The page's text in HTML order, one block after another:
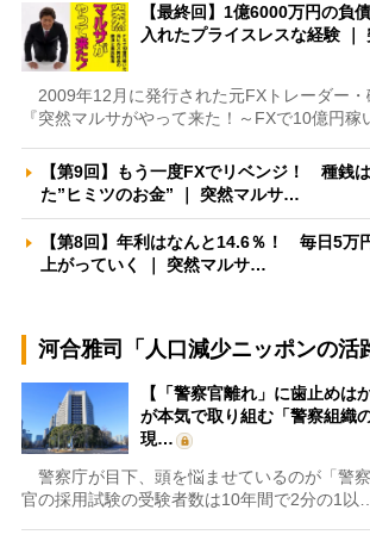
【最終回】1億6000万円の負
入れたプライスレスな経験
2009年12月に発行された元FXトレーダー・
『突然マルサがやって来た！～FXで10億円稼
【第9回】もう一度FXでリベンジ！ 種銭
た”ヒミツのお金” ｜ 突然マルサ…
【第8回】年利はなんと14.6％！ 毎日5万
上がっていく ｜ 突然マルサ…
河合雅司「人口減少ニッポンの活
【「警察官離れ」に歯止めは
が本気で取り組む「警察組
現…
警察庁が目下、頭を悩ませているのが「警
官の採用試験の受験者数は10年間で2分の1以…